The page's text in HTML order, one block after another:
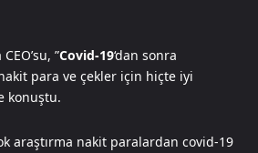
”Covid-19‘dan sonra
para ve çekler için hiçte iyi
konuştu.
araştırma nakit paralardan covid-19